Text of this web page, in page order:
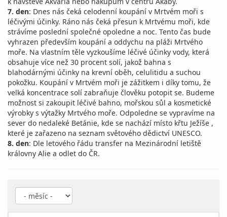
7. den: Dnes nás čeká celodenní koupání v Mrtvém moři s
léčivými účinky. Ráno nás čeká přesun k Mrtvému moři, kde
strávíme poslední společné opoledne a noc. Tento čas bude
vyhrazen především koupání a oddychu na pláži Mrtvého
moře. Na vlastním těle vyzkoušíme léčivé účinky vody, která
obsahuje více než 30 procent solí, jakož bahna s
blahodárnými účinky na krevní oběh, celulitidu a suchou
pokožku. Koupání v Mrtvém moři je zážitkem i díky tomu, že
velká koncentrace solí zabraňuje člověku potopit se. Budeme
možnost si zakoupit léčivé bahno, mořskou sůl a kosmetické
výrobky s výtažky Mrtvého moře. Odpoledne se vypravíme na
sever do nedaleké Betánie, kde se nachází místo křtu Ježíše ,
které je zařazeno na seznam světového dědictví UNESCO.
8. den: Dle letového řádu transfer na Mezinárodní letiště
královny Alie a odlet do ČR.